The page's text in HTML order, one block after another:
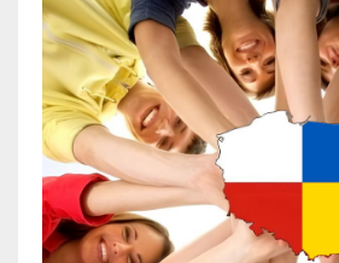
Zapraszamy na Walne
Zebranie Członków
Kijowskiego Narodowo-
Kulturalnego
Stowarzyszenia Polaków
„ZGODA”